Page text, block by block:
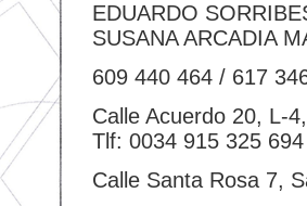
EDUARDO
SUSANA ARCADIA
609 440 464 / 617
Calle Acuerdo 20, L-
Tlf: 0034 915 325 694
Calle Santa Rosa 7,